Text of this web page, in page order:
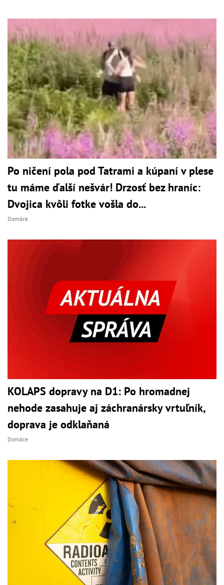
Po ničení pola pod Tatrami a kúpaní v plese
tu máme ďalší nešvár! Drzosť bez hraníc:
Dvojica kvôli fotke vošla do...
Domáce
KOLAPS dopravy na D1: Po hromadnej
nehode zasahuje aj záchranársky vrtuľník,
doprava je odklaňaná
Domáce